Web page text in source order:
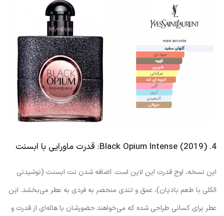
4. Black Opium Intense (2019): قدرت ماورایی با ابسنت
این نسخه، اوج قدرت این لاین است. اضافه شدن نت ابسنت (نوشیدنی
الکلی با طعم بادیان)، عمق و تندی منحصر به فردی به عطر می‌بخشد. این
عطر برای کسانی طراحی شده که می‌خواهند حضورشان با هاله‌ای از قدرت و